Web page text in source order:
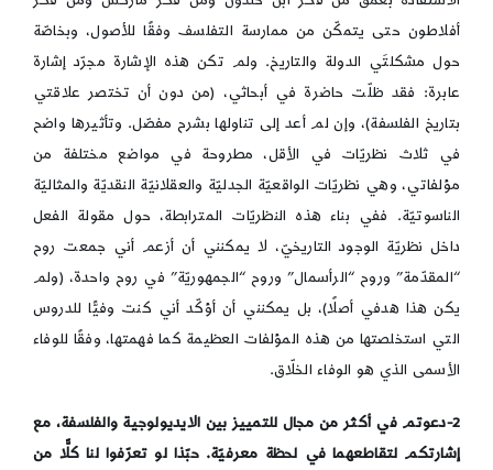
أفلاطون حتى يتمكّن من ممارسة التفلسف وفقًا للأصول، وبخاصّة
حول مشكلتَي الدولة والتاريخ. ولم تكن هذه الإشارة مجرّد إشارة
عابرة: فقد ظلّت حاضرة في أبحاثي، (من دون أن تختصر علاقتي
بتاريخ الفلسفة)، وإن لم أعد إلى تناولها بشرح مفصّل. وتأثيرها واضح
في ثلاث نظريّات في الأقل، مطروحة في مواضع مختلفة من
مؤلفاتي، وهي نظريّات الواقعيّة الجدليّة والعقلانيّة النقديّة والمثاليّة
الناسوتيّة. ففي بناء هذه النظريّات المترابطة، حول مقولة الفعل
داخل نظريّة الوجود التاريخيّ، لا يمكنني أن أزعم أني جمعت روح
“المقدّمة” وروح “الرأسمال” وروح “الجمهوريّة” في روح واحدة، (ولم
يكن هذا هدفي أصلًا)، بل يمكنني أن أؤكّد أني كنت وفيًّا للدروس
التي استخلصتها من هذه المؤلفات العظيمة كما فهمتها، وفقًا للوفاء
الأسمى الذي هو الوفاء الخلّاق.
2-دعوتم في أكثر من مجال للتمييز بين الايديولوجية والفلسفة، مع
إشارتكم لتقاطعهما في لحظة معرفيّة. حبّذا لو تعرّفوا لنا كلًّا من